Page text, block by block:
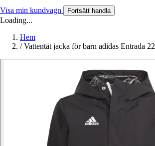
Visa min kundvagn Fortsätt handla
Loading...
Hem
/ Vattentät jacka för barn adidas Entrada 22